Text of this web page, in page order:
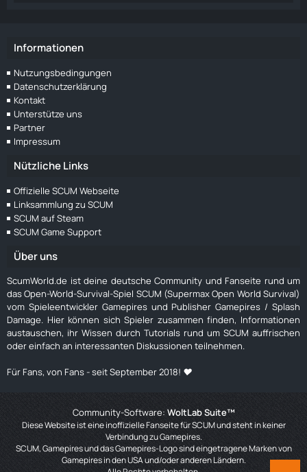
Informationen
Nutzungsbedingungen
Datenschutzerklärung
Kontakt
Unterstütze uns
Partner
Impressum
Nützliche Links
Offizielle SCUM Webseite
Linksammlung zu SCUM
SCUM auf Steam
SCUM Game Support
Über uns
ScumWorld.de ist deine deutsche Community und Fanseite rund um
das Open-World-Survival-Spiel SCUM (Supermax Open World Survival)
vom Spieleentwickler Gamepires und Publisher Gamepires / Splash
Damage. Hier können sich Spieler zusammen finden, Informationen
austauschen, ihr Wissen durch Tutorials rund um SCUM auffrischen
oder einfach an interessanten Diskussionen teilnehmen.
Für Fans, von Fans - seit September 2018! ❤️
Community-Software: WoltLab Suite™
Diese Website ist eine inoffizielle Fanseite für SCUM und steht in keiner
Verbindung zu Gamepires.
SCUM, Gamepires und das Gamepires-Logo sind eingetragene Marken von
Gamepires in den USA und/oder anderen Ländern.